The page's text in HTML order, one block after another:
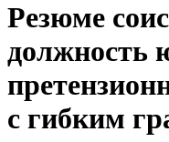
Резюме
должность
с гибким